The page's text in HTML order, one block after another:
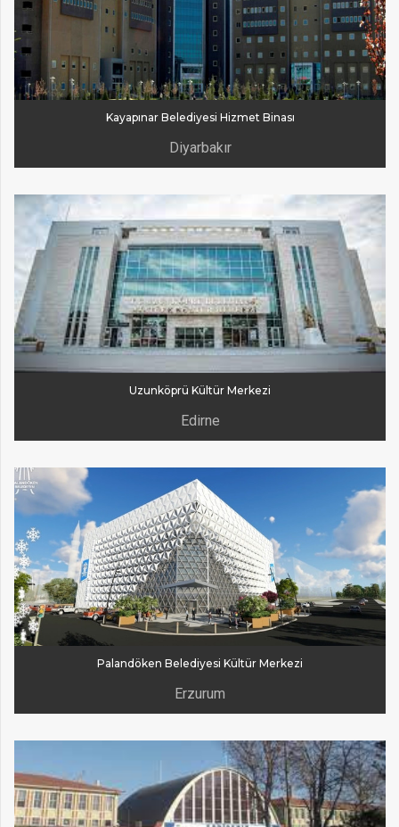
Kayapınar Belediyesi Hizmet Binası
Diyarbakır
Uzunköprü Kültür Merkezi
Edirne
Palandöken Belediyesi Kültür Merkezi
Erzurum